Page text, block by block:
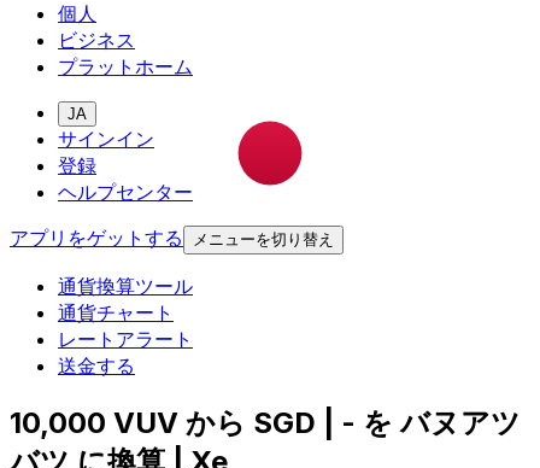
個人
ビジネス
プラットホーム
JA
サインイン
登録
ヘルプセンター
アプリをゲットする
メニューを切り替え
通貨換算ツール
通貨チャート
レートアラート
送金する
10,000 VUV から SGD | - を バヌアツ